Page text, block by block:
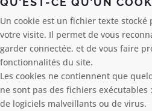
Un cookie est un fichier texte
votre visite. Il permet de vous
garder connectée, et de vous faire
fonctionnalités du site.
Les cookies ne contiennent que
ne sont pas des fichiers
de logiciels malveillants ou de virus.